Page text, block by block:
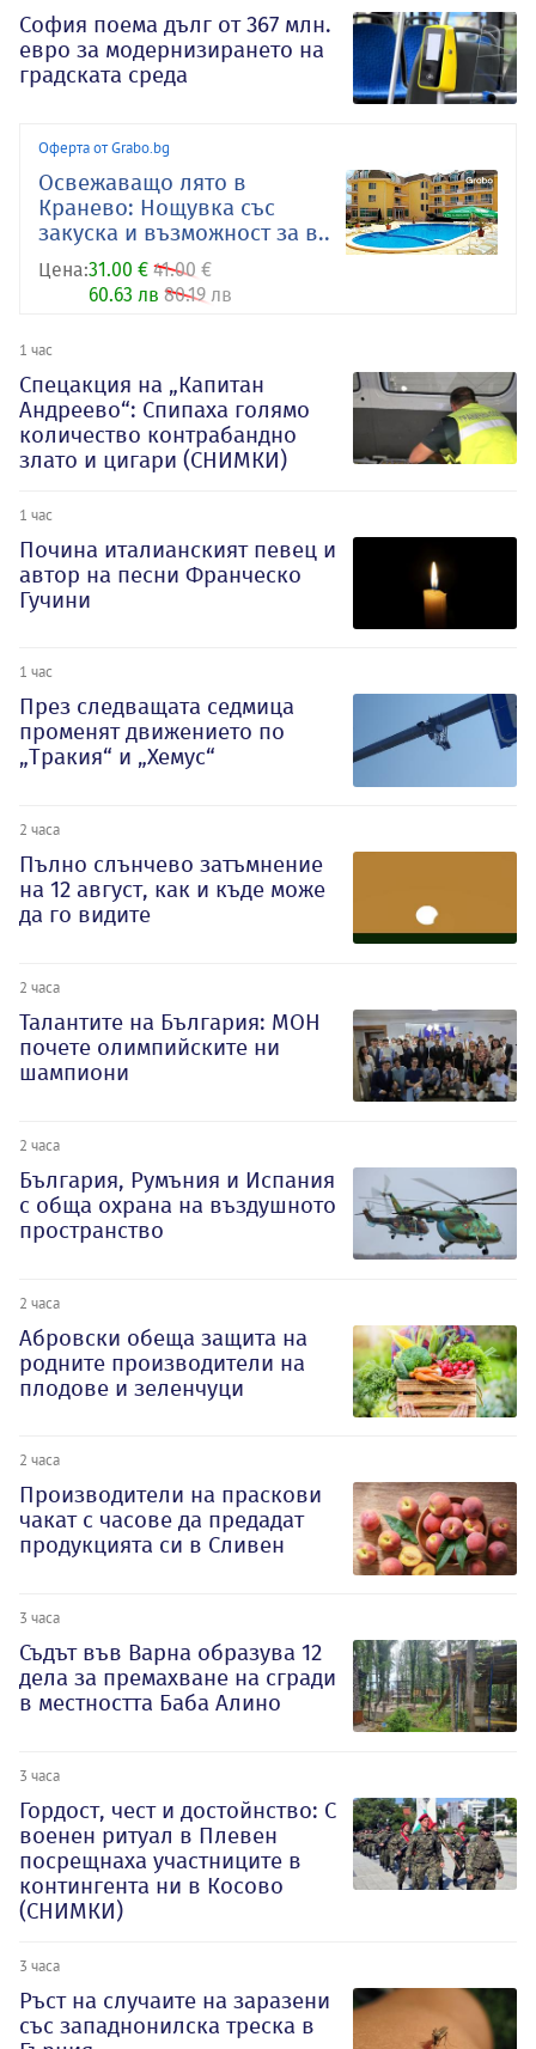
София поема дълг от 367 млн.
евро за модернизирането на
градската среда
Оферта от Grabo.bg
Освежаващо лято в
Кранево: Нощувка със
закуска и възможност за в..
Цена:31.00 € 41.00 €
60.63 лв 80.19 лв
1 час
Спецакция на „Капитан
Андреево“: Спипаха голямо
количество контрабандно
злато и цигари (СНИМКИ)
1 час
Почина италианският певец и
автор на песни Франческо
Гучини
1 час
През следващата седмица
променят движението по
„Тракия“ и „Хемус“
2 часа
Пълно слънчево затъмнение
на 12 август, как и къде може
да го видите
2 часа
Талантите на България: МОН
почете олимпийските ни
шампиони
2 часа
България, Румъния и Испания
с обща охрана на въздушното
пространство
2 часа
Абровски обеща защита на
родните производители на
плодове и зеленчуци
2 часа
Производители на праскови
чакат с часове да предадат
продукцията си в Сливен
3 часа
Съдът във Варна образува 12
дела за премахване на сгради
в местността Баба Алино
3 часа
Гордост, чест и достойнство: С
военен ритуал в Плевен
посрещнаха участниците в
контингента ни в Косово
(СНИМКИ)
3 часа
Ръст на случаите на заразени
със западнонилска треска в